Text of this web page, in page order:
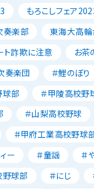
もろこしフェア
奏楽部 東海大高
ト詐欺に注意 お茶
奏楽団 ＃鯉のぼり
球部 ＃甲陵高校野
＃山梨高校野球
＃甲府工業高校野球
ー ＃童謡 ＃
球部 ＃にじ